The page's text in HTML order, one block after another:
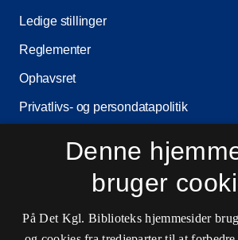
Ledige stillinger
Reglementer
Ophavsret
Privatlivs- og persondatapolitik
Driftsstatus
Cookieindstillinger
Denne
bruger
På Det Kgl. Biblioteks hjemmesider